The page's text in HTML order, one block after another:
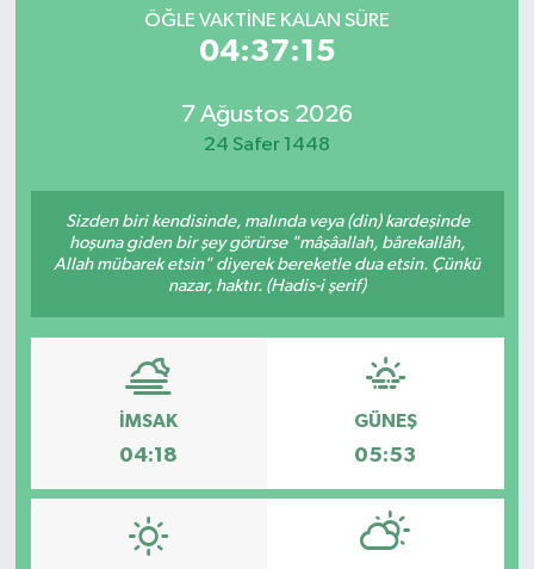
ÖĞLE VAKTINE KALAN SÜRE
04:37:15
7 Ağustos 2026
24 Safer 1448
Sizden biri kendisinde, malında veya (din) kardeşinde
hoşuna giden bir şey görürse "mâşâallah, bârekallâh,
Allah mübarek etsin" diyerek bereketle dua etsin. Çünkü
nazar, haktır. (Hadis-i şerif)
İMSAK
04:18
GÜNEŞ
05:53